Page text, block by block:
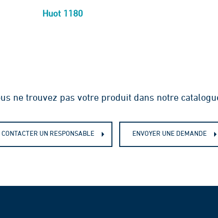
Huot 1180
ne trouvez pas votre produit dans notre
CONTACTER UN RESPONSABLE ENVOYER UNE DEMANDE